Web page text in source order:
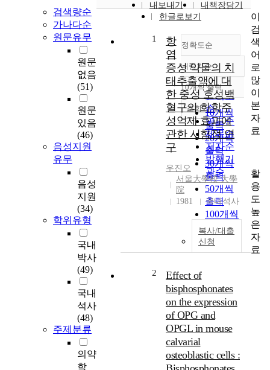
검색량순
가나다순
원문유무
원문
없음
(51)
원문
있음
(46)
음성지원
유무
음성
지원
(34)
학위유형
국내
박사
(49)
국내
석사
(48)
주제분류
의약
학
내보내기
내책장담기
한글로보기
정확도순
정확도
순
인기도
순
연도순
제목순
저자순
발행기
관순
내림차순
내림차순
10개씩 출력
10개씩
출력
20개씩
출력
30개씩
출력
50개씩
출력
100개씩
출력
조회
1
항
염
증성 약물의 치
태추출액에 대
한 중성 호성백
혈구의 화학주
성억제 효과에
관한 시험적 연
구
우진오
서울大學校 大學
院
1981
국내석사
복사/대출
신청
2
Effect of
bisphosphonates
on the expression
of OPG and
OPGL in mouse
calvarial
osteoblastic cells :
이
검
색
어
로
많
이
본
자
료
활
용
도
높
은
자
료